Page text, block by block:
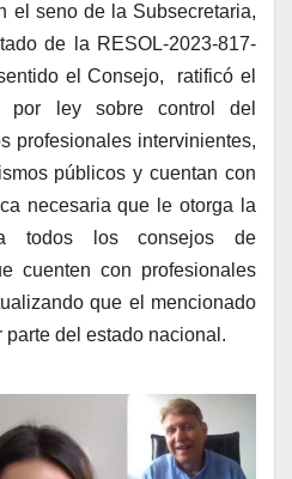
el seno de la Subsecretaria,
de la RESOL-2023-817-
el Consejo, ratificó el
por ley sobre control del
profesionales intervinientes,
públicos y cuentan con
necesaria que le otorga la
a todos los consejos de
cuenten con profesionales
que el mencionado
del estado nacional.